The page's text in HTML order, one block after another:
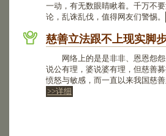
一动，有无数眼睛瞅着。千万不
论，乱诛乱伐，值得网友们警惕。
慈善立法跟不上现实脚
网络上的是是非非、恩恩怨怨
说公有理，婆说婆有理，但慈善
愤怒与敏感，而一直以来我国慈
>>详细